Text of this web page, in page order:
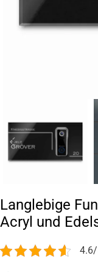
Langlebige
Acryl und
4.6/